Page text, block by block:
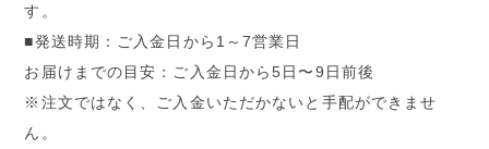
す。
■発送時期：ご入金日から1～7営業日
お届けまでの目安：ご入金日から5日〜9日前後
※注文ではなく、ご入金いただかないと手配ができませ
ん。